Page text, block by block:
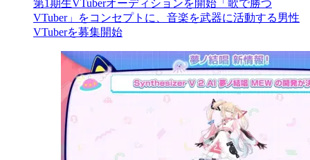
第1期生VTuberオーディションを開始「歌で勝つ
VTuber」をコンセプトに、音楽を武器に活動する男性
VTuberを募集開始